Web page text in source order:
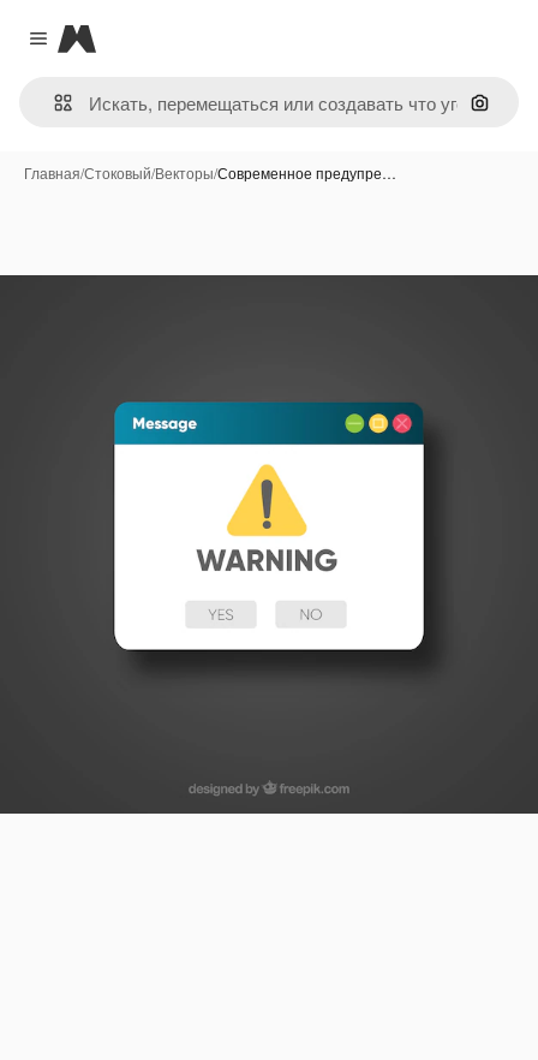
Close menu
Magnific
Поиск
Главная/Стоковый/Векторы/Современное предупре…